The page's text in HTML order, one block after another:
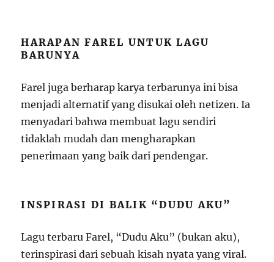
HARAPAN FAREL UNTUK LAGU
BARUNYA
Farel juga berharap karya terbarunya ini bisa
menjadi alternatif yang disukai oleh netizen. Ia
menyadari bahwa membuat lagu sendiri
tidaklah mudah dan mengharapkan
penerimaan yang baik dari pendengar.
INSPIRASI DI BALIK “DUDU AKU”
Lagu terbaru Farel, “Dudu Aku” (bukan aku),
terinspirasi dari sebuah kisah nyata yang viral.